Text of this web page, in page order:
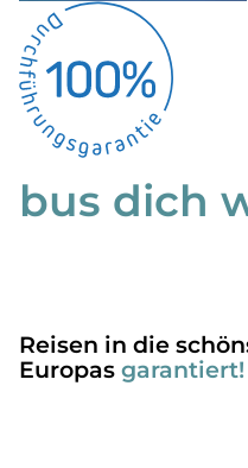
bus dich
Reisen in die
Europas garantiert!